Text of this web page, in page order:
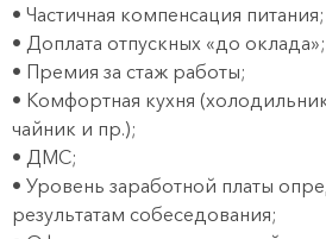
• Частичная компенсация питания;
• Доплата отпускных «до оклада»;
• Премия за стаж работы;
• Комфортная кухня
чайник и пр.);
• ДМС;
• Уровень заработной платы
результатам собеседования;